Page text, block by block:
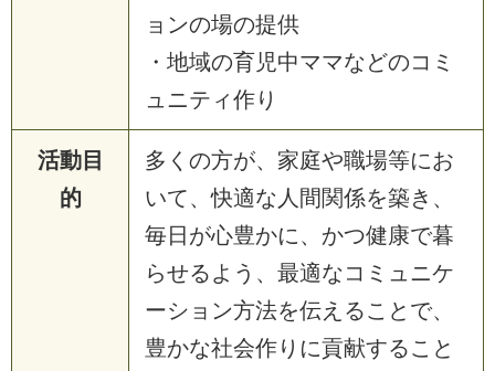
ョンの場の提供
・地域の育児中ママなどのコミ
ュニティ作り
活動目
的
多くの方が、家庭や職場等にお
いて、快適な人間関係を築き、
毎日が心豊かに、かつ健康で暮
らせるよう、最適なコミュニケ
ーション方法を伝えることで、
豊かな社会作りに貢献すること